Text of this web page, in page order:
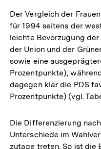
Der Vergleich der
für 1994 seitens der
leichte Bevorzugung
der Union und der
sowie eine
Prozentpunkte),
dagegen klar die PDS
Prozentpunkte) (vgl.
Die Differenzierung
Unterschiede im
zutage treten. So ist die